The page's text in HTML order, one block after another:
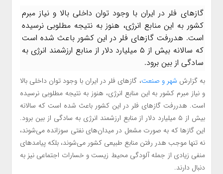
گازهای فلر در ایران با وجود توان داخلی بالا و نیاز مبرم
کشور به این منابع انرژی، هنوز به نتیجه مطلوبی نرسیده
است. هدررفت گازهای فلر در این کشور باعث شده است
که سالانه بیش از ۵ میلیارد دلار از منابع ارزشمند انرژی به
سادگی از بین برود.
به گزارش شهر و صنعت، گازهای فلر در ایران با وجود توان داخلی بالا
و نیاز مبرم کشور به این منابع انرژی، هنوز به نتیجه مطلوبی نرسیده
است. هدررفت گازهای فلر در این کشور باعث شده است که سالانه
بیش از ۵ میلیارد دلار از منابع ارزشمند انرژی به سادگی از بین برود.
این گازها که به صورت مشعل در میدان‌های نفتی سوزانده می‌شوند،
نه تنها موجب هدر رفتن منابع طبیعی کشور می‌شوند، بلکه پیامدهای
منفی زیادی از جمله آلودگی محیط زیست و خسارات اجتماعی نیز به
دنبال دارند.